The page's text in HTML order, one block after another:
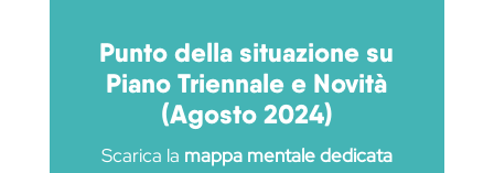
Punto della situazione su
Piano Triennale e Novità
(Agosto 2024)
Scarica la mappa mentale dedicata